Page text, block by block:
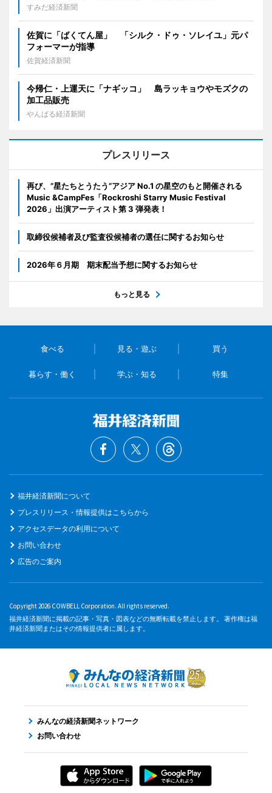
すみだ経済新聞
佐賀に「ばくてん屋」 「シルク・ドゥ・ソレイユ」元パ
フォーマーが指導
佐賀経済新聞
今帰仁・上運天に「ナギッコ」 島ラッキョウやモズクの
加工品販売
やんばる経済新聞
プレスリリース
再び、”星たちとうたう”アジア No.1 の星空のもと開催される
Music &CampFes「Rockroshi Starry Music Festival
2026」出演アーティスト第 3 弾発表！
取締役候補者及び監査役候補者の選任に関するお知らせ
2026年６月期 期末配当予想に関するお知らせ
もっと見る
食べる 見る・遊ぶ 買う
暮らす・働く 学ぶ・知る 特集
福井経済新聞について
プレスリリース・情報提供はこちらから
アクセスデータの利用について
お問い合わせ
広告のご案内
Copyright 2026 COWBELL Corporation. All rights reserved.
福井経済新聞に掲載の記事・写真・図表などの無断転載を禁止します。 著作権は福
井経済新聞またはその情報提供者に属します。
みんなの経済新聞ネットワーク
お問い合わせ